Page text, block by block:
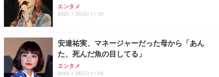
エンタメ
2020.1.26(日) 11:30
安達祐実、マネージャーだった母から「あん
た、死んだ魚の目してる」
エンタメ
2020.1.26(日) 11:05